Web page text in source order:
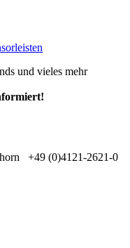
und vieles mehr
+49 (0)4121-2621-0